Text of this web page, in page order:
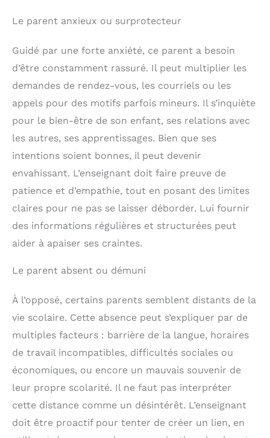
Le parent anxieux ou surprotecteur
Guidé par une forte anxiété, ce parent a besoin
d’être constamment rassuré. Il peut multiplier les
demandes de rendez-vous, les courriels ou les
appels pour des motifs parfois mineurs. Il s’inquiète
pour le bien-être de son enfant, ses relations avec
les autres, ses apprentissages. Bien que ses
intentions soient bonnes, il peut devenir
envahissant. L’enseignant doit faire preuve de
patience et d’empathie, tout en posant des limites
claires pour ne pas se laisser déborder. Lui fournir
des informations régulières et structurées peut
aider à apaiser ses craintes.
Le parent absent ou démuni
À l’opposé, certains parents semblent distants de la
vie scolaire. Cette absence peut s’expliquer par de
multiples facteurs : barrière de la langue, horaires
de travail incompatibles, difficultés sociales ou
économiques, ou encore un mauvais souvenir de
leur propre scolarité. Il ne faut pas interpréter
cette distance comme un désintérêt. L’enseignant
doit être proactif pour tenter de créer un lien, en